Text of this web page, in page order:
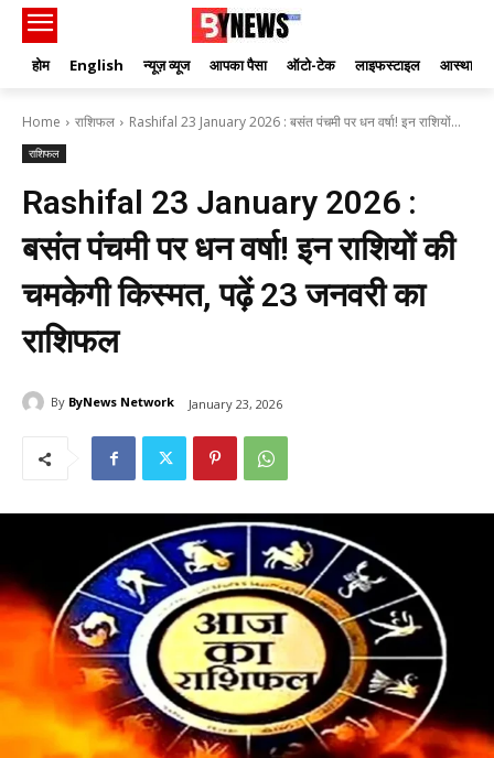
होम English न्यूज़ व्यूज आपका पैसा ऑटो-टेक लाइफस्टाइल आस्था
Home राशिफल Rashifal 23 January 2026 : बसंत पंचमी पर धन वर्षा! इन राशियों...
राशिफल
Rashifal 23 January 2026 :
बसंत पंचमी पर धन वर्षा! इन राशियों की
चमकेगी किस्मत, पढ़ें 23 जनवरी का
राशिफल
By ByNews Network January 23, 2026